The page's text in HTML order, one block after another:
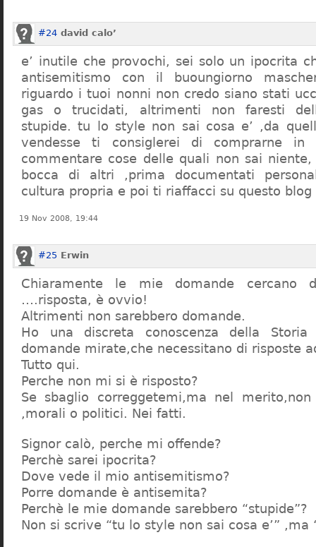
#24 david calo’
e’ inutile che provochi, sei solo un ipocrita
antisemitismo con il buoungiorno
riguardo i tuoi nonni non credo siano stati
gas o trucidati, altrimenti non faresti
stupide. tu lo style non sai cosa e’ ,da
vendesse ti consiglerei di comprarne in
commentare cose delle quali non sai
bocca di altri ,prima documentati
cultura propria e poi ti riaffacci su questo blog
19 Nov 2008, 19:44
#25 Erwin
Chiaramente le mie domande cercano
….risposta, è ovvio!
Altrimenti non sarebbero domande.
Ho una discreta conoscenza della
domande mirate,che necessitano di risposte
Tutto qui.
Perche non mi si è risposto?
Se sbaglio correggetemi,ma nel
,morali o politici. Nei fatti.
Signor calò, perche mi offende?
Perchè sarei ipocrita?
Dove vede il mio antisemitismo?
Porre domande è antisemita?
Perchè le mie domande sarebbero “stupide”?
Non si scrive “tu lo style non sai cosa e’” ,ma